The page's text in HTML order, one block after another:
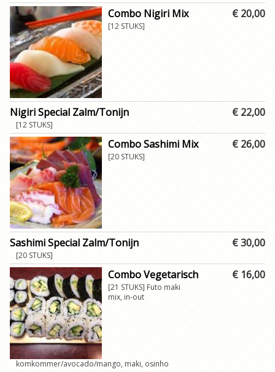
Combo Nigiri Mix
[12 STUKS]
€ 20,00
Nigiri Special Zalm/Tonijn
[12 STUKS]
€ 22,00
Combo Sashimi Mix
[20 STUKS]
€ 26,00
Sashimi Special Zalm/Tonijn
[20 STUKS]
€ 30,00
Combo Vegetarisch
[21 STUKS] Futo maki
mix, in-out
komkommer/avocado/mango, maki, osinho
€ 16,00